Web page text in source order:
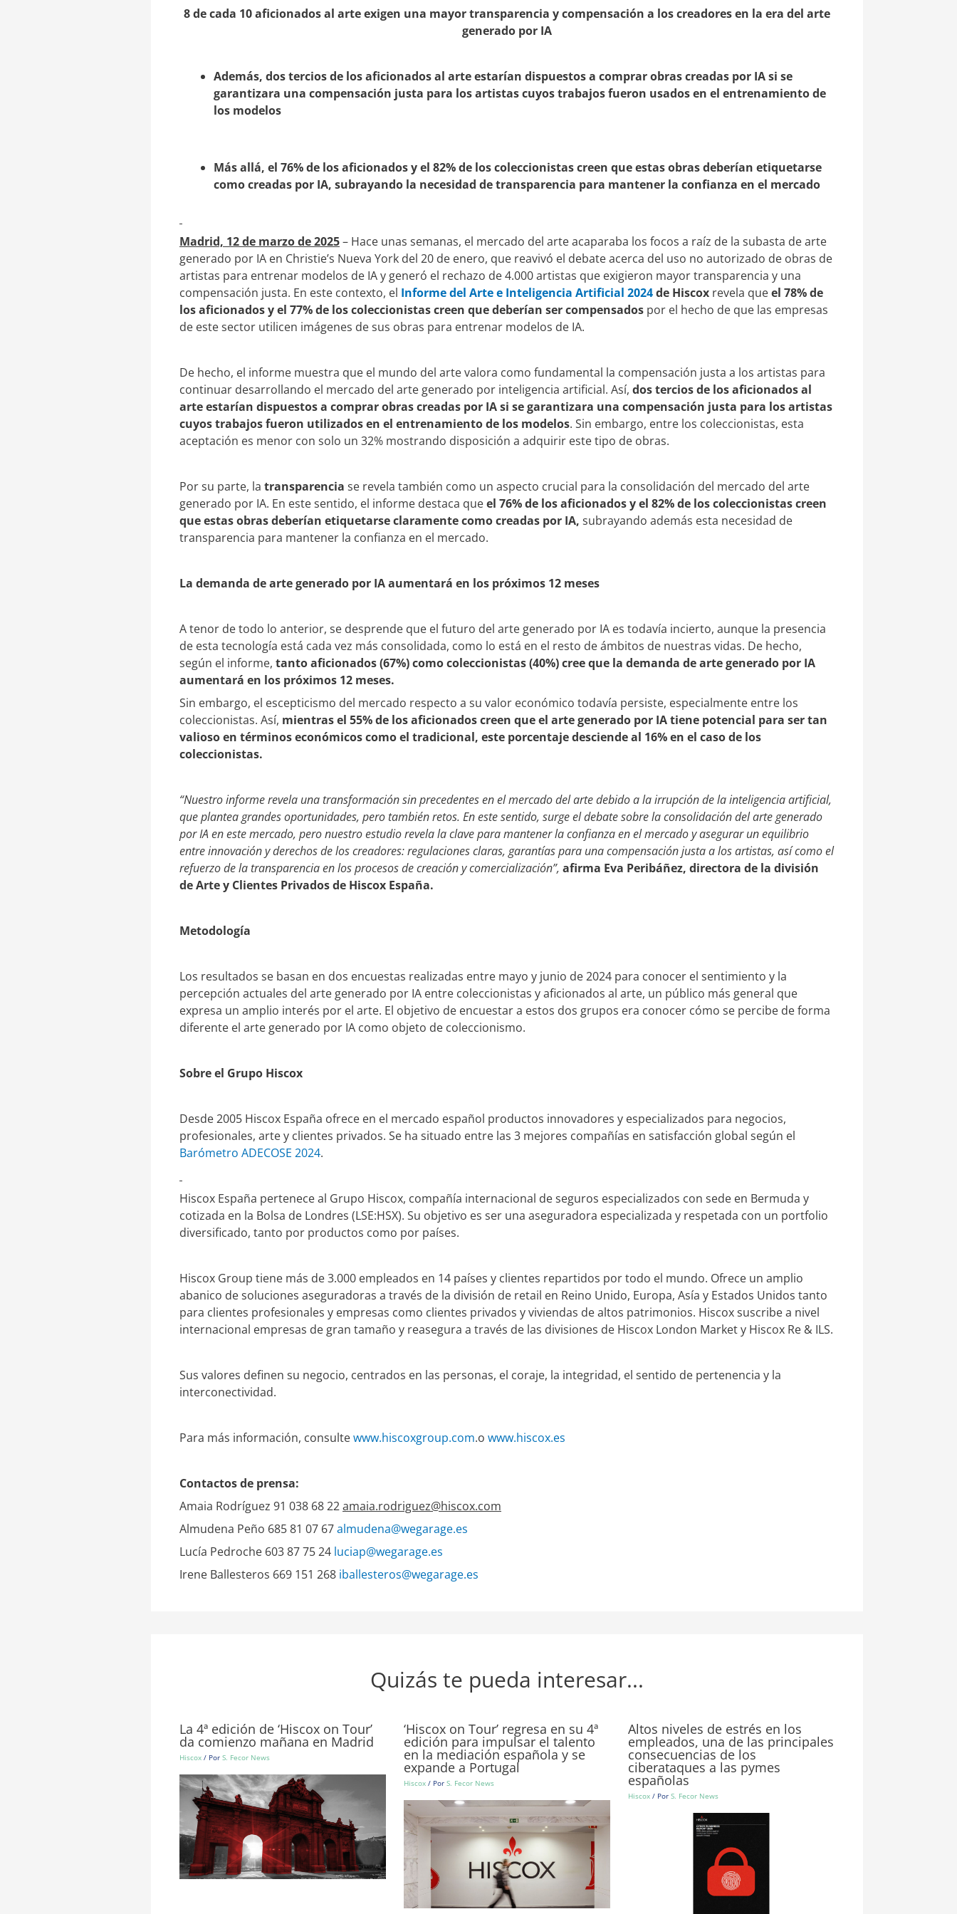
d
r
8 de cada 10 aficionados al arte exigen una mayor transparencia y compensación a los creadores en la era del arte
generado por IA
Además, dos tercios de los aficionados al arte estarían dispuestos a comprar obras creadas por IA si se
garantizara una compensación justa para los artistas cuyos trabajos fueron usados en el entrenamiento de
los modelos
Más allá, el 76% de los aficionados y el 82% de los coleccionistas creen que estas obras deberían etiquetarse
como creadas por IA, subrayando la necesidad de transparencia para mantener la confianza en el mercado
Madrid, 12 de marzo de 2025– Hace unas semanas, el mercado del arte acaparaba los focos a raíz de la subasta de arte
generado por IA en Christie’s Nueva York del 20 de enero, que reavivó el debate acerca del uso no autorizado de obras de
artistas para entrenar modelos de IA y generó el rechazo de 4.000 artistas que exigieron mayor transparencia y una
compensación justa. En este contexto, el Informe del Arte e Inteligencia Artificial 2024de Hiscox revela queel 78% de
los aficionados y el 77% de los coleccionistas creen que deberían ser compensados por el hecho de que las empresas
de este sector utilicen imágenes de sus obras para entrenar modelos de IA.
De hecho, el informe muestra que el mundo del arte valora como fundamental la compensación justa a los artistas para
continuar desarrollando el mercado del arte generado por inteligencia artificial. Así, dos tercios de los aficionados al
arte estarían dispuestos a comprar obras creadas por IA si se garantizara una compensación justa para los artistas
cuyos trabajos fueron utilizados en el entrenamiento de los modelos. Sin embargo, entre los coleccionistas, esta
aceptación es menor con solo un 32% mostrando disposición a adquirir este tipo de obras.
Por su parte, la transparencia se revela también como un aspecto crucial para la consolidación del mercado del arte
generado por IA. En este sentido, el informe destaca queel 76% de los aficionados y el 82% de los coleccionistas creen
que estas obras deberían etiquetarse claramente como creadas por IA, subrayando además esta necesidad de
transparencia para mantener la confianza en el mercado.
La demanda de arte generado por IA aumentará en los próximos 12 meses
A tenor de todo lo anterior, se desprende que el futuro del arte generado por IA es todavía incierto, aunque la presencia
de esta tecnología está cada vez más consolidada, como lo está en el resto de ámbitos de nuestras vidas. De hecho,
según el informe, tanto aficionados (67%) como coleccionistas (40%) cree que la demanda de arte generado por IA
aumentará en los próximos 12 meses.
Sin embargo, el escepticismo del mercado respecto a su valor económico todavía persiste, especialmente entre los
coleccionistas. Así, mientras el 55% de los aficionados creen que el arte generado por IA tiene potencial para ser tan
valioso en términos económicos como el tradicional, este porcentaje desciende al 16% en el caso de los
coleccionistas.
“Nuestro informe revela una transformación sin precedentes en el mercado del arte debido a la irrupción de la inteligencia artificial,
que plantea grandes oportunidades, pero también retos. En este sentido, surge el debate sobre la consolidación del arte generado
por IA en este mercado, pero nuestro estudio revela la clave para mantener la confianza en el mercado y asegurar un equilibrio
entre innovación y derechos de los creadores: regulaciones claras, garantías para una compensación justa a los artistas, así como el
refuerzo de la transparencia en los procesos de creación y comercialización”, afirma Eva Peribáñez, directora de la división
de Arte y Clientes Privados de Hiscox España.
Metodología
Los resultados se basan en dos encuestas realizadas entre mayo y junio de 2024 para conocer el sentimiento y la
percepción actuales del arte generado por IA entre coleccionistas y aficionados al arte, un público más general que
expresa un amplio interés por el arte. El objetivo de encuestar a estos dos grupos era conocer cómo se percibe de forma
diferente el arte generado por IA como objeto de coleccionismo.
Sobre el Grupo Hiscox
Desde 2005 Hiscox España ofrece en el mercado español productos innovadores y especializados para negocios,
profesionales, arte y clientes privados. Se ha situado entre las 3 mejores compañías en satisfacción global según el
Barómetro ADECOSE 2024.
Hiscox España pertenece al Grupo Hiscox, compañía internacional de seguros especializados con sede en Bermuda y
cotizada en la Bolsa de Londres (LSE:HSX). Su objetivo es ser una aseguradora especializada y respetada con un portfolio
diversificado, tanto por productos como por países.
Hiscox Group tiene más de 3.000 empleados en 14 países y clientes repartidos por todo el mundo. Ofrece un amplio
abanico de soluciones aseguradoras a través de la división de retail en Reino Unido, Europa, Asía y Estados Unidos tanto
para clientes profesionales y empresas como clientes privados y viviendas de altos patrimonios. Hiscox suscribe a nivel
internacional empresas de gran tamaño y reasegura a través de las divisiones de Hiscox London Market y Hiscox Re & ILS.
Sus valores definen su negocio, centrados en las personas, el coraje, la integridad, el sentido de pertenencia y la
interconectividad.
Para más información, consultewww.hiscoxgroup.com.o www.hiscox.es
Contactos de prensa:
Amaia Rodríguez 91 038 68 22amaia.rodriguez@hiscox.com
Almudena Peño 685 81 07 67almudena@wegarage.es
Lucía Pedroche 603 87 75 24 luciap@wegarage.es
Irene Ballesteros 669 151 268 iballesteros@wegarage.es
Quizás te pueda interesar...
La 4ª edición de ‘Hiscox on Tour’
da comienzo mañana en Madrid
Hiscox / Por S. Fecor News
‘Hiscox on Tour’ regresa en su 4ª
edición para impulsar el talento
en la mediación española y se
expande a Portugal
Hiscox / Por S. Fecor News
Altos niveles de estrés en los
empleados, una de las principales
consecuencias de los
ciberataques a las pymes
españolas
Hiscox / Por S. Fecor News